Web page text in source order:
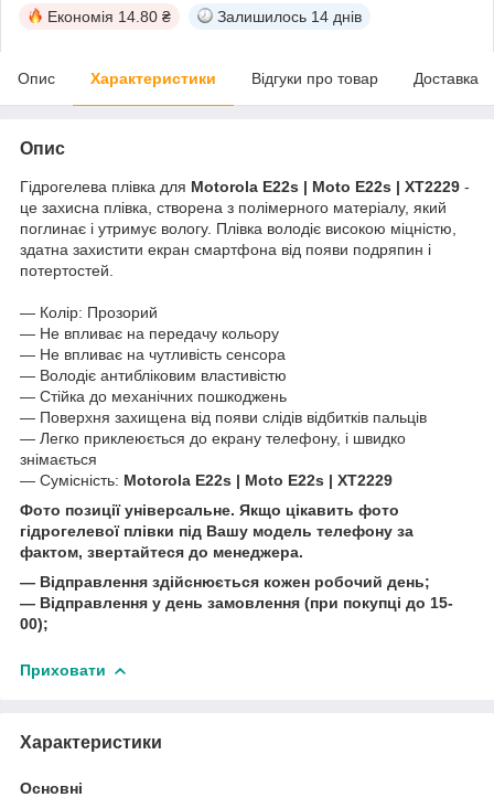
Економія 14.80 ₴ Залишилось 14 днів
Опис Характеристики Відгуки про товар Доставка
Опис
Гідрогелева плівка для Motorola E22s | Moto E22s | XT2229 -
це захисна плівка, створена з полімерного матеріалу, який
поглинає і утримує вологу. Плівка володіє високою міцністю,
здатна захистити екран смартфона від появи подряпин і
потертостей.
― Колір: Прозорий
― Не впливає на передачу кольору
― Не впливає на чутливість сенсора
― Володіє антибліковим властивістю
― Стійка до механічних пошкоджень
― Поверхня захищена від появи слідів відбитків пальців
― Легко приклеюється до екрану телефону, і швидко
знімається
― Сумісність: Motorola E22s | Moto E22s | XT2229
Фото позиції універсальне. Якщо цікавить фото
гідрогелевої плівки під Вашу модель телефону за
фактом, звертайтеся до менеджера.
― Відправлення здійснюється кожен робочий день;
― Відправлення у день замовлення (при покупці до 15-
00);
Приховати
Характеристики
Основні